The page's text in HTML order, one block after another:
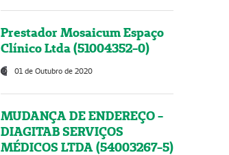
Prestador Mosaicum Espaço
Clínico Ltda (51004352-0)
01 de Outubro de 2020
MUDANÇA DE ENDEREÇO -
DIAGITAB SERVIÇOS
MÉDICOS LTDA (54003267-5)